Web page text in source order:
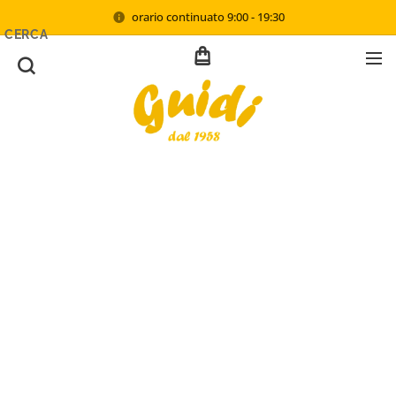
orario continuato 9:00 - 19:30
CERCA